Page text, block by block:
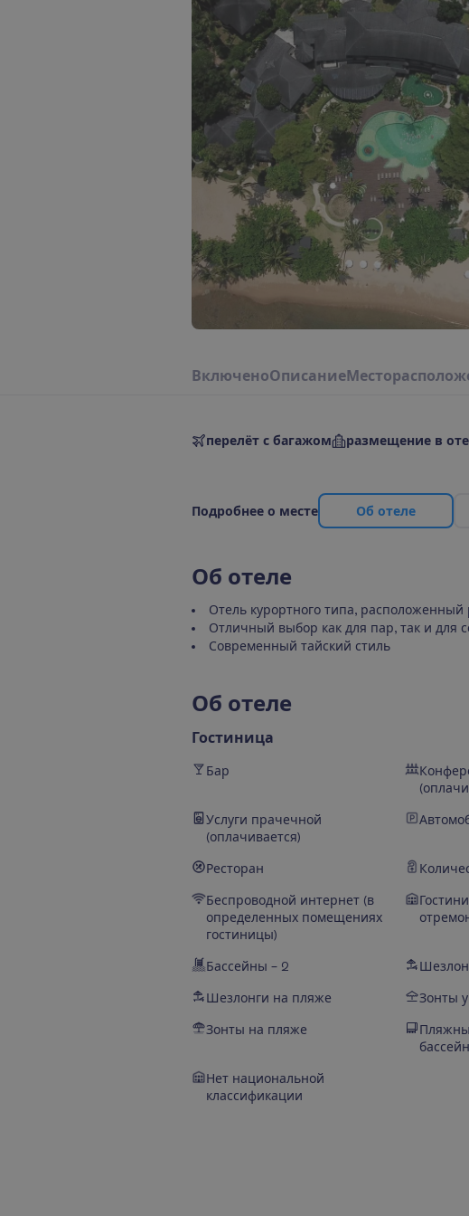
ВключеноОписаниеМесторасполож
перелёт с багажом размещение в
Подробнее о месте Об отеле
Об отеле
Отель курортного типа,
Отличный выбор как для пар, так и для
Современный тайский стиль
Об отеле
Гостиница
Бар
Услуги прачечной
(оплачивается)
Ресторан
Беспроводной интернет (в
определенных помещениях
гостиницы)
Бассейны – 2
Шезлонги на пляже Зонты
Зонты на пляже
Нет национальной
классификации